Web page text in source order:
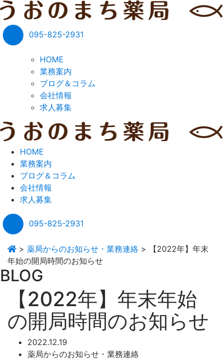
095-825-2931
HOME
業務案内
ブログ＆コラム
会社情報
求人募集
HOME
業務案内
ブログ＆コラム
会社情報
求人募集
095-825-2931
> 薬局からのお知らせ・業務連絡 >
【2022年】年末
年始の開局時間のお知らせ
BLOG
【2022年】年末年始
の開局時間のお知らせ
2022.12.19
薬局からのお知らせ・業務連絡